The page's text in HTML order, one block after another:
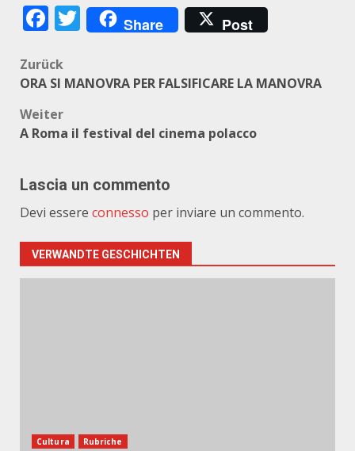
Facebook
Twitter
Share Post
Beitragsnavigation
Zurück
ORA SI MANOVRA PER FALSIFICARE LA MANOVRA
Weiter
A Roma il festival del cinema polacco
Lascia un commento
Devi essere connesso per inviare un commento.
VERWANDTE GESCHICHTEN
Cultura Rubriche